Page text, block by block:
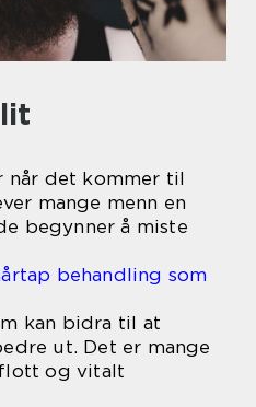
når det kommer til
mange menn en
begynner å miste
behandling som
kan bidra til at
ut. Det er mange
og vitalt